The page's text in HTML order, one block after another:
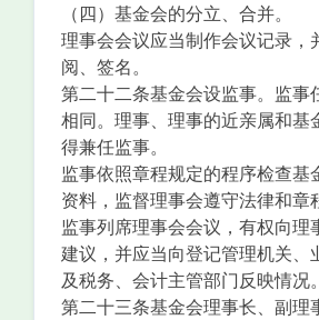
（四）基金会的分立、合并。
理事会会议应当制作会议记录
阅、签名。
第二十二条基金会设监事。监
相同。理事、理事的近亲属和基
得兼任监事。
监事依照章程规定的程序检查
资料，监督理事会遵守法律和章
监事列席理事会会议，有权向
建议，并应当向登记管理机关、
及税务、会计主管部门反映情况。
第二十三条基金会理事长、副